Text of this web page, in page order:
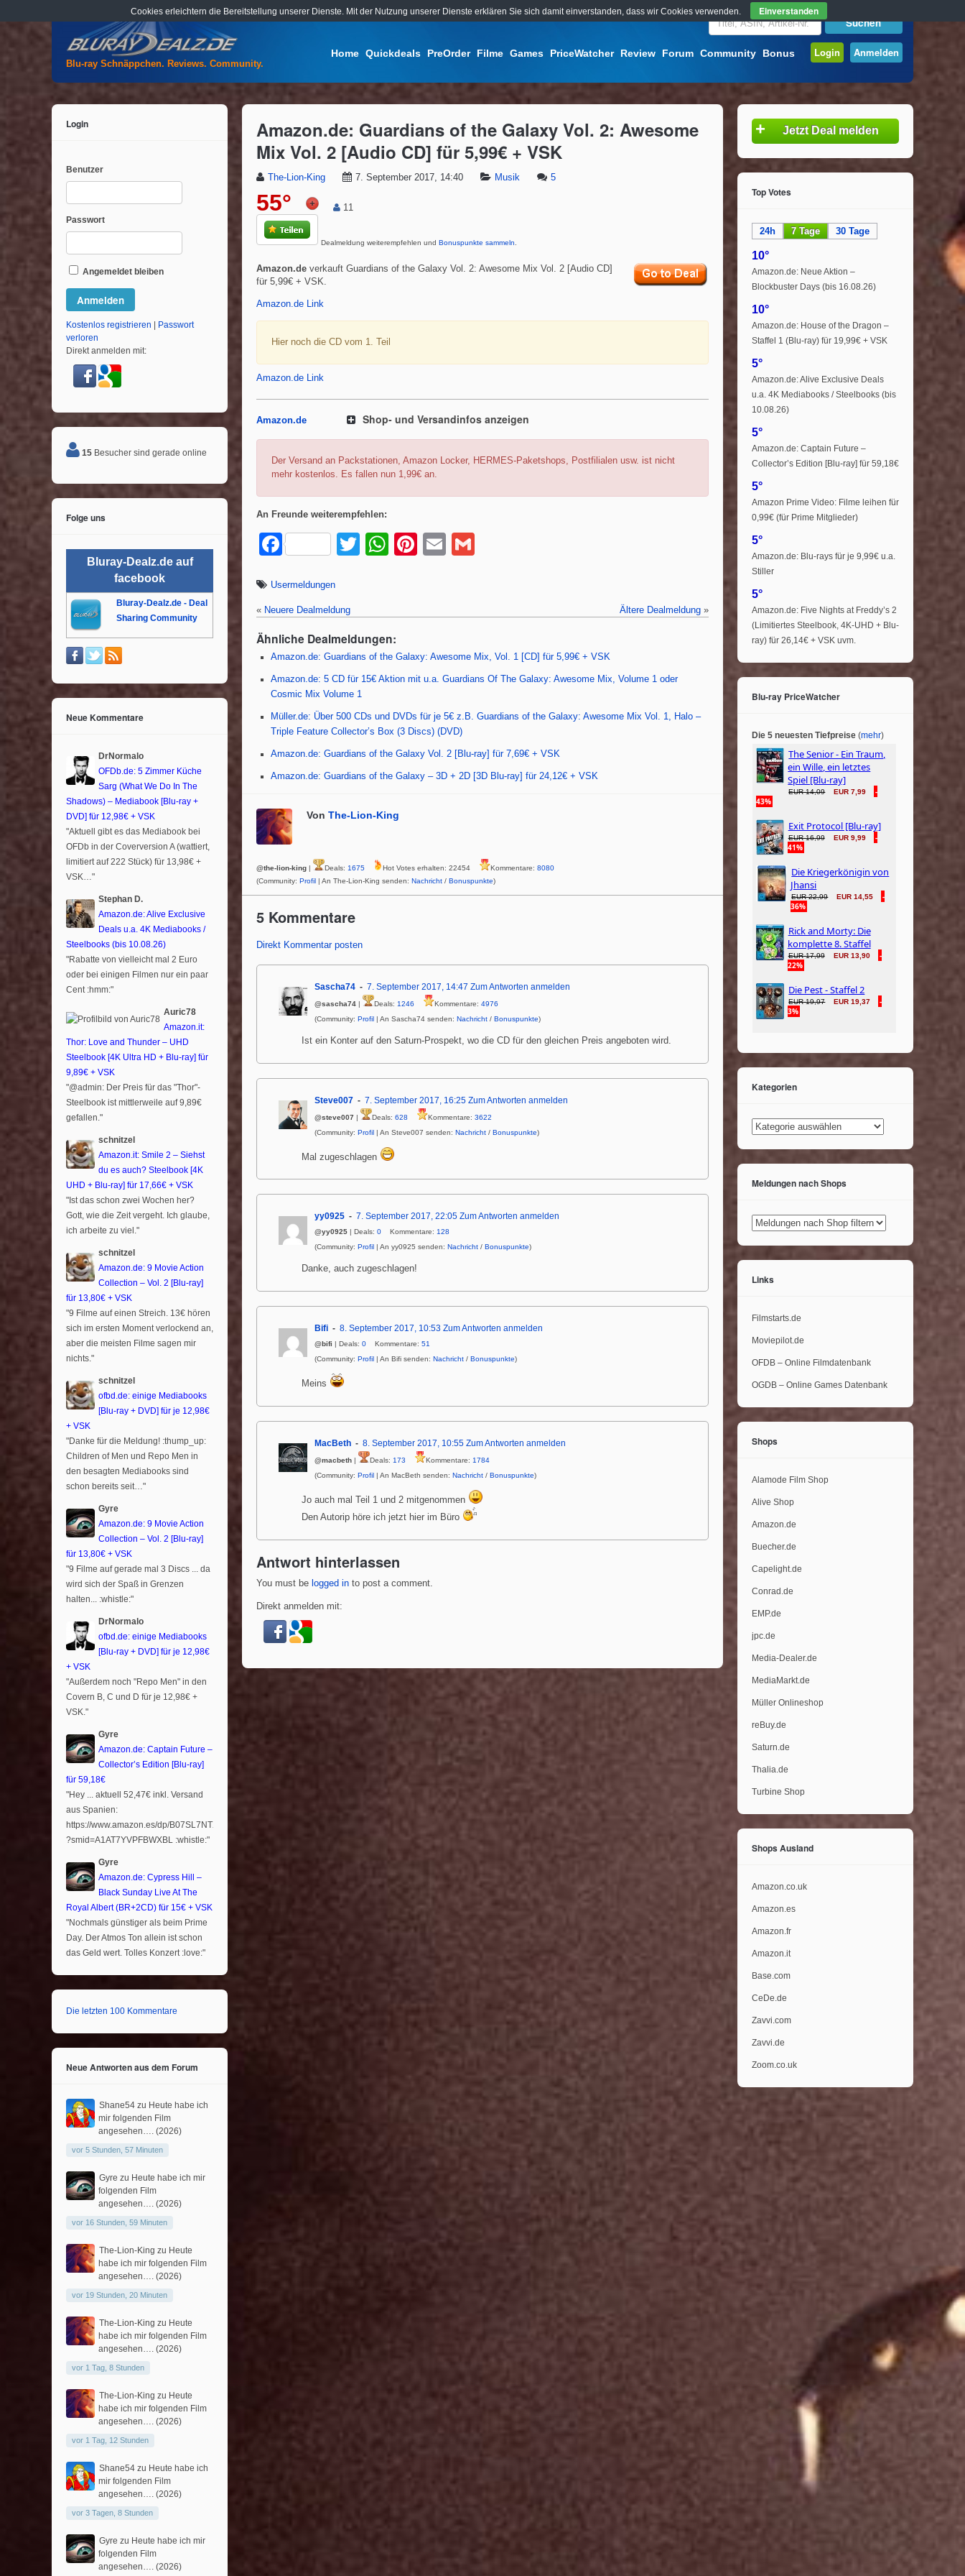
Blu-ray Schnäppchen. Reviews. Community.
Home Quickdeals PreOrder Filme Games PriceWatcher Review Forum Community Bonus Login Anmelden
Amazon.de: Guardians of the Galaxy Vol. 2: Awesome
Mix Vol. 2 [Audio CD] für 5,99€ + VSK
The-Lion-King 7. September 2017, 14:40 Musik 5
55° 11
Dealmeldung weiterempfehlen und Bonuspunkte sammeln
Amazon.de verkauft Guardians of the Galaxy Vol. 2: Awesome Mix Vol. 2 [Audio CD]
für 5,99€ + VSK.
Amazon.de Link
Hier noch die CD vom 1. Teil
Amazon.de Link
Amazon.de Shop- und Versandinfos anzeigen
Der Versand an Packstationen, Amazon Locker, HERMES-Paketshops, Postfilialen usw. ist nicht
mehr kostenlos. Es fallen nun 1,99€ an.
An Freunde weiterempfehlen:
F
c
e
b
o
o
k
T
er
W
s
A
p
p
Pi
e
E
Usermeldungen
« Neuere Dealmeldung Ältere Dealmeldung »
Ähnliche Dealmeldungen:
Amazon.de: Guardians of the Galaxy: Awesome Mix, Vol. 1 [CD] für 5,99€ + VSK
Amazon.de: 5 CD für 15€ Aktion mit u.a. Guardians Of The Galaxy: Awesome Mix, Volume 1 oder
Cosmic Mix Volume 1
Müller.de: Über 500 CDs und DVDs für je 5€ z.B. Guardians of the Galaxy: Awesome Mix Vol. 1, Halo –
Triple Feature Collector’s Box (3 Discs) (DVD)
Amazon.de: Guardians of the Galaxy Vol. 2 [Blu-ray] für 7,69€ + VSK
Amazon.de: Guardians of the Galaxy – 3D + 2D [3D Blu-ray] für 24,12€ + VSK
Von The-Lion-King
@the-lion-king | Deals: 1675 Hot Votes erhalten: 22454 Kommentare: 8080
(Community: Profil | An The-Lion-King senden: Nachricht / Bonuspunkte)
5 Kommentare
Direkt Kommentar posten
Sascha74 7. September 2017, 14:47 Zum Antworten anmelden
@sascha74 | Deals: 1246 Kommentare: 4976
(Community: Profil | An Sascha74 senden: Nachricht / Bonuspunkte)
Ist ein Konter auf den Saturn-Prospekt, wo die CD für den gleichen Preis angeboten wird.
Steve007 7. September 2017, 16:25 Zum Antworten anmelden
@steve007 | Deals: 628 Kommentare: 3622
(Community: Profil | An Steve007 senden: Nachricht / Bonuspunkte)
Mal zugeschlagen
yy0925 7. September 2017, 22:05 Zum Antworten anmelden
@yy0925 | Deals: 0 Kommentare: 128
(Community: Profil | An yy0925 senden: Nachricht / Bonuspunkte)
Danke, auch zugeschlagen!
Bifi 8. September 2017, 10:53 Zum Antworten anmelden
@bifi | Deals: 0 Kommentare: 51
(Community: Profil | An Bifi senden: Nachricht / Bonuspunkte)
Meins
MacBeth 8. September 2017, 10:55 Zum Antworten anmelden
@macbeth | Deals: 173 Kommentare: 1784
(Community: Profil | An MacBeth senden: Nachricht / Bonuspunkte)
Jo auch mal Teil 1 und 2 mitgenommen
Den Autorip höre ich jetzt hier im Büro
Antwort hinterlassen
You must be logged in to post a comment.
Direkt anmelden mit:
Login
Benutzer
Passwort
Angemeldet bleiben
Kostenlos registrieren
Passwort
verloren
Direkt anmelden mit:
15 Besucher sind gerade online
Folge uns
Bluray-Dealz.de auf
facebook
Bluray-Dealz.de - Deal
Sharing Community
Neue Kommentare
DrNormalo
OFDb.de: 5 Zimmer Küche
Sarg (What We Do In The
Shadows) – Mediabook [Blu-ray +
DVD] für 12,98€ + VSK
"Aktuell gibt es das Mediabook bei
OFDb in der Coverversion A (wattiert,
limitiert auf 222 Stück) für 13,98€ +
VSK…"
Stephan D.
Amazon.de: Alive Exclusive
Deals u.a. 4K Mediabooks /
Steelbooks (bis 10.08.26)
"Rabatte von vielleicht mal 2 Euro
oder bei einigen Filmen nur ein paar
Cent :hmm:"
Auric78
Amazon.it:
Thor: Love and Thunder – UHD
Steelbook [4K Ultra HD + Blu-ray] für
9,89€ + VSK
"@admin: Der Preis für das "Thor"-
Steelbook ist mittlerweile auf 9,89€
gefallen."
schnitzel
Amazon.it: Smile 2 – Siehst
du es auch? Steelbook [4K
UHD + Blu-ray] für 17,66€ + VSK
"Ist das schon zwei Wochen her?
Gott, wie die Zeit vergeht. Ich glaube,
ich arbeite zu viel."
schnitzel
Amazon.de: 9 Movie Action
Collection – Vol. 2 [Blu-ray]
für 13,80€ + VSK
"9 Filme auf einen Streich. 13€ hören
sich im ersten Moment verlockend an,
aber die meisten Filme sagen mir
nichts."
schnitzel
ofbd.de: einige Mediabooks
[Blu-ray + DVD] für je 12,98€
+ VSK
"Danke für die Meldung! :thump_up:
Children of Men und Repo Men in
den besagten Mediabooks sind
schon bereits seit…"
Gyre
Amazon.de: 9 Movie Action
Collection – Vol. 2 [Blu-ray]
für 13,80€ + VSK
"9 Filme auf gerade mal 3 Discs ... da
wird sich der Spaß in Grenzen
halten... :whistle:"
DrNormalo
ofbd.de: einige Mediabooks
[Blu-ray + DVD] für je 12,98€
+ VSK
"Außerdem noch "Repo Men" in den
Covern B, C und D für je 12,98€ +
VSK."
Gyre
Amazon.de: Captain Future –
Collector’s Edition [Blu-ray]
für 59,18€
"Hey ... aktuell 52,47€ inkl. Versand
aus Spanien:
https://www.amazon.es/dp/B07SL7NTXR
?smid=A1AT7YVPFBWXBL :whistle:"
Gyre
Amazon.de: Cypress Hill –
Black Sunday Live At The
Royal Albert (BR+2CD) für 15€ + VSK
"Nochmals günstiger als beim Prime
Day. Der Atmos Ton allein ist schon
das Geld wert. Tolles Konzert :love:"
Die letzten 100 Kommentare
Neue Antworten aus dem Forum
Shane54 zu Heute habe ich
mir folgenden Film
angesehen…. (2026)
vor 5 Stunden, 57 Minuten
Gyre zu Heute habe ich mir
folgenden Film
angesehen…. (2026)
vor 16 Stunden, 59 Minuten
The-Lion-King zu Heute
habe ich mir folgenden Film
angesehen…. (2026)
vor 19 Stunden, 20 Minuten
The-Lion-King zu Heute
habe ich mir folgenden Film
angesehen…. (2026)
vor 1 Tag, 8 Stunden
The-Lion-King zu Heute
habe ich mir folgenden Film
angesehen…. (2026)
vor 1 Tag, 12 Stunden
Shane54 zu Heute habe ich
mir folgenden Film
angesehen…. (2026)
vor 3 Tagen, 8 Stunden
Gyre zu Heute habe ich mir
folgenden Film
angesehen…. (2026)
+ Jetzt Deal melden
Top Votes
24h 7 Tage 30 Tage
10°
Amazon.de: Neue Aktion –
Blockbuster Days (bis 16.08.26)
10°
Amazon.de: House of the Dragon –
Staffel 1 (Blu-ray) für 19,99€ + VSK
5°
Amazon.de: Alive Exclusive Deals
u.a. 4K Mediabooks / Steelbooks (bis
10.08.26)
5°
Amazon.de: Captain Future –
Collector’s Edition [Blu-ray] für 59,18€
5°
Amazon Prime Video: Filme leihen für
0,99€ (für Prime Mitglieder)
5°
Amazon.de: Blu-rays für je 9,99€ u.a.
Stiller
5°
Amazon.de: Five Nights at Freddy’s 2
(Limitiertes Steelbook, 4K-UHD + Blu-
ray) für 26,14€ + VSK uvm.
Blu-ray PriceWatcher
Die 5 neuesten Tiefpreise (mehr)
Kategorien
Kategorien
Meldungen nach Shops
Links
Filmstarts.de
Moviepilot.de
OFDB – Online Filmdatenbank
OGDB – Online Games Datenbank
Shops
Alamode Film Shop
Alive Shop
Amazon.de
Buecher.de
Capelight.de
Conrad.de
EMP.de
jpc.de
Media-Dealer.de
MediaMarkt.de
Müller Onlineshop
reBuy.de
Saturn.de
Thalia.de
Turbine Shop
Shops Ausland
Amazon.co.uk
Amazon.es
Amazon.fr
Amazon.it
Base.com
CeDe.de
Zavvi.com
Zavvi.de
Zoom.co.uk
Cookies erleichtern die Bereitstellung unserer Dienste. Mit der Nutzung unserer Dienste erklären Sie sich damit einverstanden, dass wir Cookies verwenden. Einverstanden